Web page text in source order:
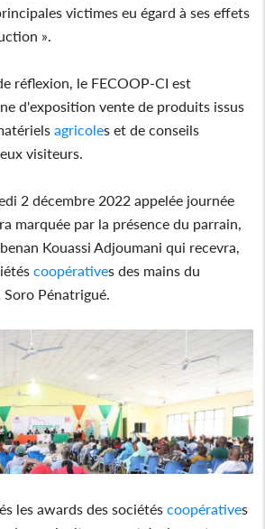
victimes eu égard à ses effets
».
réflexion, le FECOOP-CI est
d'exposition vente de produits issus
agricoles et de conseils
visiteurs.
2 décembre 2022 appelée journée
marquée par la présence du parrain,
Kouassi Adjoumani qui recevra,
coopératives des mains du
Pénatrigué.
les awards des sociétéscoopératives